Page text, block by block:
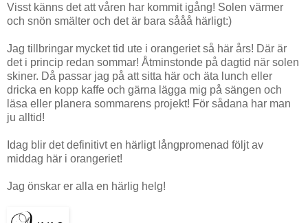
Visst känns det att våren har kommit igång! Solen värmer
och snön smälter och det är bara sååå härligt:)
Jag tillbringar mycket tid ute i orangeriet så här års! Där är
det i princip redan sommar! Åtminstonde på dagtid när solen
skiner. Då passar jag på att sitta här och äta lunch eller
dricka en kopp kaffe och gärna lägga mig på sängen och
läsa eller planera sommarens projekt! För sådana har man
ju alltid!
Idag blir det definitivt en härligt långpromenad följt av
middag här i orangeriet!
Jag önskar er alla en härlig helg!